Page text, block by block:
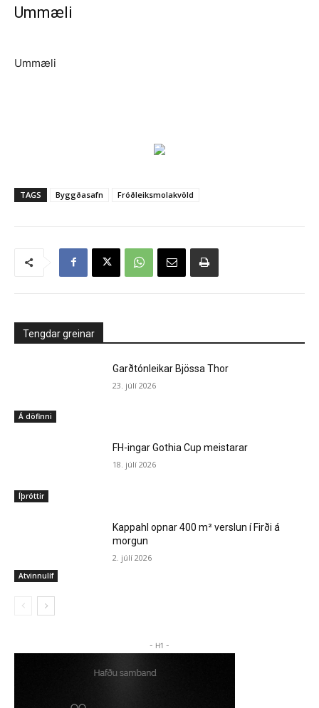
Ummæli
Ummæli
TAGS Byggðasafn Fróðleiksmolakvöld
Tengdar greinar
Á döfinni
Garðtónleikar Bjössa Thor
23. júlí 2026
Íþróttir
FH-ingar Gothia Cup meistarar
18. júlí 2026
Atvinnulíf
Kappahl opnar 400 m² verslun í Firði á
morgun
2. júlí 2026
- H1 -